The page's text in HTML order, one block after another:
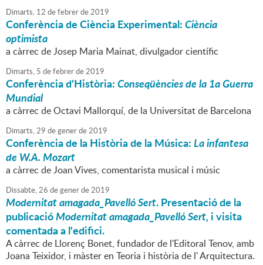
Dimarts, 12 defebrerde2019
Conferència de Ciència Experimental:Ciència
optimista
a càrrec de Josep Maria Mainat, divulgador científic
Dimarts, 5 defebrerde2019
Conferència d'Història:Conseqüències de la 1a Guerra
Mundial
a càrrec de Octavi Mallorquí, de la Universitat de Barcelona
Dimarts,29 degenerde2019
Conferència de la Història de la Música:La infantesa
de W.A. Mozart
a càrrec de Joan Vives, comentarista musical i músic
Dissabte,26 degenerde2019
Modernitat amagada_Pavelló Sert. Presentació de la
publicacióModernitat amagada_Pavelló Sert,i visita
comentada a l'edifici.
A càrrec de Llorenç Bonet, fundador de l'Editoral Tenov, amb
Joana Teixidor, i màster en Teoria i història de l' Arquitectura.